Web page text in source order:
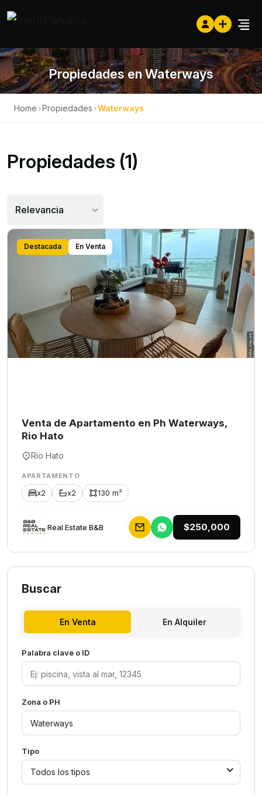
Propiedades en Waterways
Home ›Propiedades ›Waterways
Propiedades (1)
Relevancia
Destacada En Venta
Venta de Apartamento en Ph Waterways,
Rio Hato
Rio Hato
APARTAMENTO
x2 x2 130 m²
Rеаl Еstаtе В&В $250,000
Buscar
En Venta En Alquiler
Palabra clave o ID
Zona o PH
Tipo
Todos los tipos